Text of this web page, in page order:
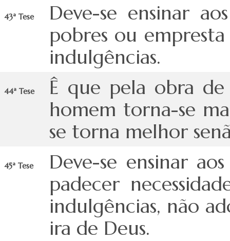
43ª Tese
Deve-se ensinar
pobres ou
indulgências.
44ª Tese
Ê que pela obra
homem torna-se
se torna melhor
45ª Tese
Deve-se ensinar
padecer
indulgências, não
ira de Deus.